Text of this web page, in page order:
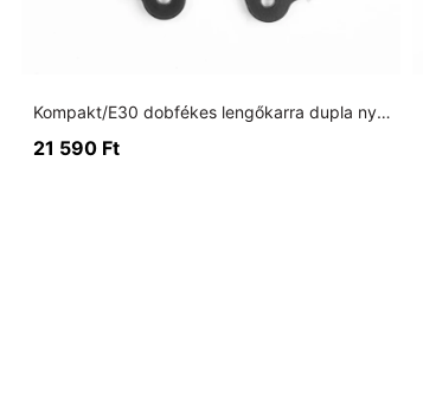
Kompakt/E30 dobfékes lengőkarra dupla nyerges konzol
21 590 Ft